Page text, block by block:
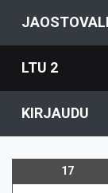
LTU 2
KIRJAUDU
17